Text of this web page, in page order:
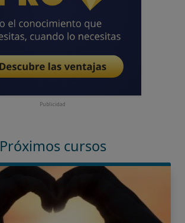
Publicidad
Próximos cursos